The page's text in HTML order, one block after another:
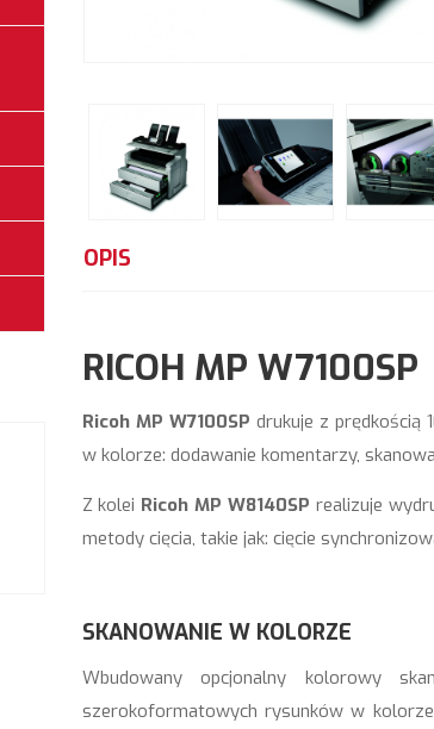
OPIS
RICOH MP W7100SP
Ricoh MP W7100SP drukuje z prędkością
w kolorze: dodawanie komentarzy,
Z kolei Ricoh MP W8140SP realizuje
metody cięcia, takie jak: cięcie
SKANOWANIE W KOLORZE
Wbudowany opcjonalny kolorowy
szerokoformatowych rysunków w